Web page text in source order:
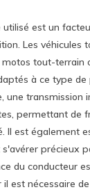
utilisé est un
Les véhicules
tout-terrain
à ce type de
une transmission
permettant de
Il est également
précieux
du conducteur
il est nécessaire